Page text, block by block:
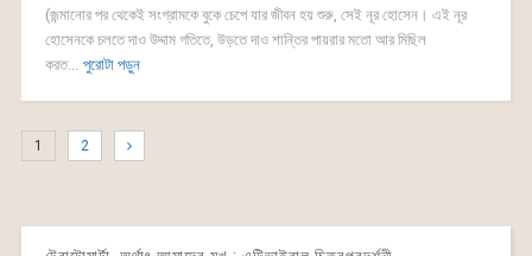
(জন্মানোর পর থেকেই সংগ্রামকে বুকে চেপে যার জীবন হয় শুরু, সেই নূর হোসেন। এই নূর
হোসেনকে চলতে দাও উদ্দাম গতিতে, উড়তে দাও শান্তির পায়রার মতো আর মিছিল
করত... পুরোটা পড়ুন
1 2